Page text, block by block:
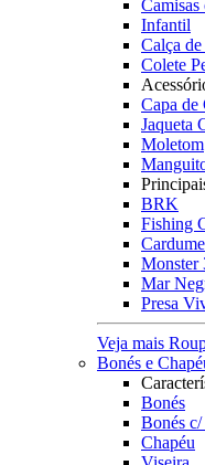
Infantil
Calça de
Colete
Capa de
Jaqueta
Moletom
BRK
Fishing
Cardume
Monster
Mar
Presa
Veja mais
Bonés e
Bonés
Bonés c/
Chapéu